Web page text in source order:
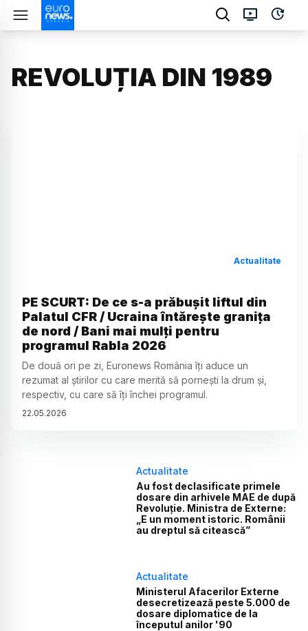
REVOLUȚIA DIN 1989
Actualitate
PE SCURT: De ce s-a prăbușit liftul din
Palatul CFR / Ucraina întărește granița
de nord / Bani mai mulți pentru
programul Rabla 2026
De două ori pe zi, Euronews România îți aduce un
rezumat al știrilor cu care merită să pornești la drum și,
respectiv, cu care să îți închei programul.
22.05.2026
Actualitate
Au fost declasificate primele
dosare din arhivele MAE de după
Revoluție. Ministra de Externe:
„E un moment istoric. Românii
au dreptul să citească”
Actualitate
Ministerul Afacerilor Externe
desecretizează peste 5.000 de
dosare diplomatice de la
începutul anilor '90